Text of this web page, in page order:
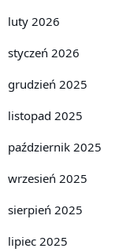
luty 2026
styczeń 2026
grudzień 2025
listopad 2025
październik 2025
wrzesień 2025
sierpień 2025
lipiec 2025